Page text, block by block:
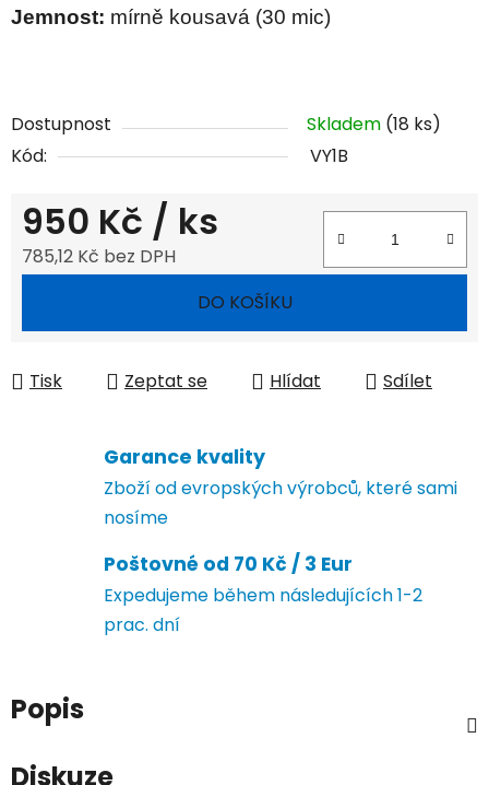
Jemnost: mírně kousavá (30 mic)
Dostupnost Skladem (18 ks)
Kód:
VY1B
950 Kč / ks
785,12 Kč bez DPH
DO KOŠÍKU
Tisk Zeptat se Hlídat Sdílet
Garance kvality
Zboží od evropských výrobců, které sami
nosíme
Poštovné od 70 Kč / 3 Eur
Expedujeme během následujících 1-2
prac. dní
Popis
Diskuze